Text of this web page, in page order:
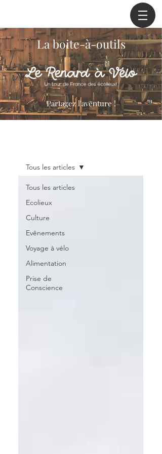
Tous les articles
Ecolieux
Culture
Evênements
Voyage à vélo
Alimentation
Prise de
Conscience
Tous les articles
La boite-à-outils
Partagez l'aventure !